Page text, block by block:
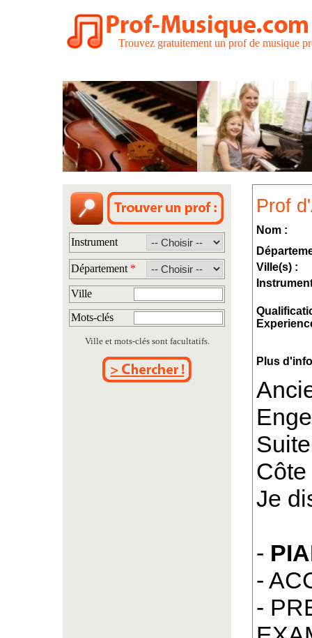
Trouvez gratuitement un prof de musique
Instrument
Département *
Ville
Mots-clés
Ville et mots-clés sont facultatifs.
Prof
Nom :
Ville(s) :
Plus
Je
-
-
-